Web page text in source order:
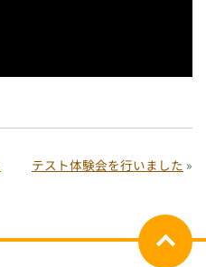
テスト体験会を行いました »